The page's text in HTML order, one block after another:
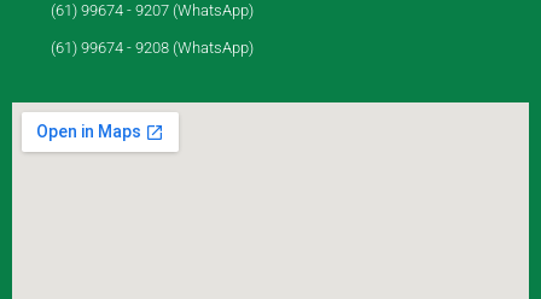
(61) 99674 - 9207 (WhatsApp)
(61) 99674 - 9208 (WhatsApp)